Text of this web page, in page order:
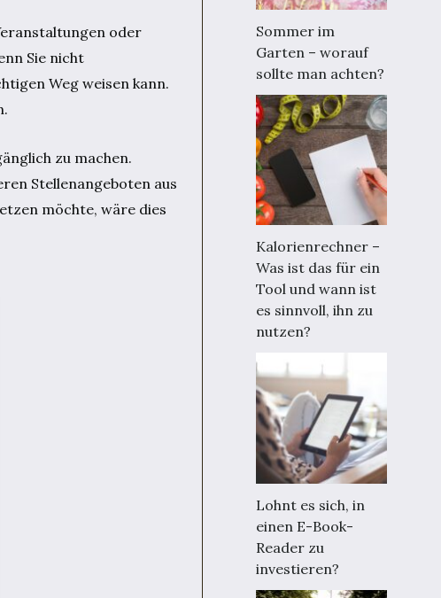
oder
Sie nicht
Weg weisen kann.
zu machen.
Stellenangeboten aus
möchte, wäre dies
Sommer im
Garten – worauf
sollte man achten?
Kalorienrechner –
Was ist das für ein
Tool und wann ist
es sinnvoll, ihn zu
nutzen?
Lohnt es sich, in
einen E-Book-
Reader zu
investieren?